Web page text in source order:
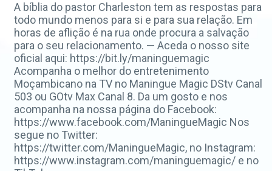
A bíblia do pastor Charleston tem as respostas para
todo mundo menos para si e para sua relação. Em
horas de aflição é na rua onde procura a salvação
para o seu relacionamento. — Aceda o nosso site
oficial aqui: https://bit.ly/maninguemagic
Acompanha o melhor do entretenimento
Moçambicano na TV no Maningue Magic DStv Canal
503 ou GOtv Max Canal 8. Da um gosto e nos
acompanha na nossa página do Facebook:
https://www.facebook.com/ManingueMagic Nos
segue no Twitter:
https://twitter.com/ManingueMagic, no Instagram:
https://www.instagram.com/maninguemagic/ e no